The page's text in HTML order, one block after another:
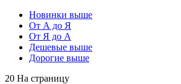
Новинки выше
От А до Я
От Я до А
Дешевые выше
Дорогие выше
20 На страницу